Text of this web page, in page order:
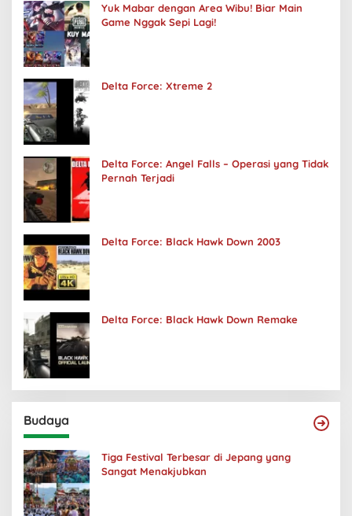
Yuk Mabar dengan Area Wibu! Biar Main
Game Nggak Sepi Lagi!
Delta Force: Xtreme 2
Delta Force: Angel Falls – Operasi yang Tidak
Pernah Terjadi
Delta Force: Black Hawk Down 2003
Delta Force: Black Hawk Down Remake
Budaya
Tiga Festival Terbesar di Jepang yang
Sangat Menakjubkan